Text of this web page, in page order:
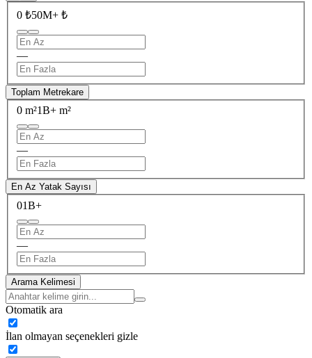
0 ₺50M+ ₺
—
Toplam Metrekare
0 m²1B+ m²
—
En Az Yatak Sayısı
01B+
—
Arama Kelimesi
Otomatik ara
İlan olmayan seçenekleri gizle